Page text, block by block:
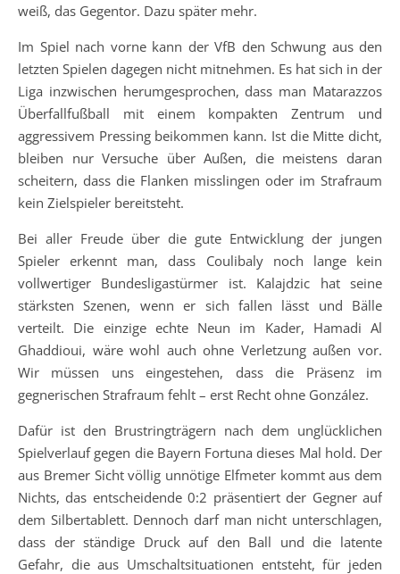
weiß, das Gegentor. Dazu später mehr.
Im Spiel nach vorne kann der VfB den Schwung aus den
letzten Spielen dagegen nicht mitnehmen. Es hat sich in der
Liga inzwischen herumgesprochen, dass man Matarazzos
Überfallfußball mit einem kompakten Zentrum und
aggressivem Pressing beikommen kann. Ist die Mitte dicht,
bleiben nur Versuche über Außen, die meistens daran
scheitern, dass die Flanken misslingen oder im Strafraum
kein Zielspieler bereitsteht.
Bei aller Freude über die gute Entwicklung der jungen
Spieler erkennt man, dass Coulibaly noch lange kein
vollwertiger Bundesligastürmer ist. Kalajdzic hat seine
stärksten Szenen, wenn er sich fallen lässt und Bälle
verteilt. Die einzige echte Neun im Kader, Hamadi Al
Ghaddioui, wäre wohl auch ohne Verletzung außen vor.
Wir müssen uns eingestehen, dass die Präsenz im
gegnerischen Strafraum fehlt – erst Recht ohne González.
Dafür ist den Brustringträgern nach dem unglücklichen
Spielverlauf gegen die Bayern Fortuna dieses Mal hold. Der
aus Bremer Sicht völlig unnötige Elfmeter kommt aus dem
Nichts, das entscheidende 0:2 präsentiert der Gegner auf
dem Silbertablett. Dennoch darf man nicht unterschlagen,
dass der ständige Druck auf den Ball und die latente
Gefahr, die aus Umschaltsituationen entsteht, für jeden